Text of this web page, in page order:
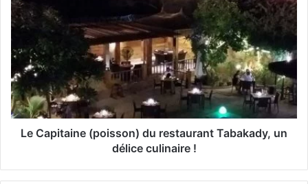
a
i
l
Le Capitaine (poisson) du restaurant Tabakady, un
délice culinaire !